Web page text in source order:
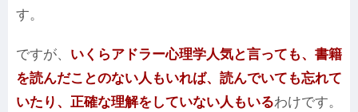
す。
ですが、 いくらアドラー心理学人気と言っても、書籍
を読んだことのない人もいれば、読んでいても忘れて
いたり、正確な理解をしていない人もいるわけです。